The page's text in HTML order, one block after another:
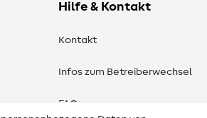
Hilfe & Kontakt
Kontakt
Infos zum Betreiberwechsel
FAQ